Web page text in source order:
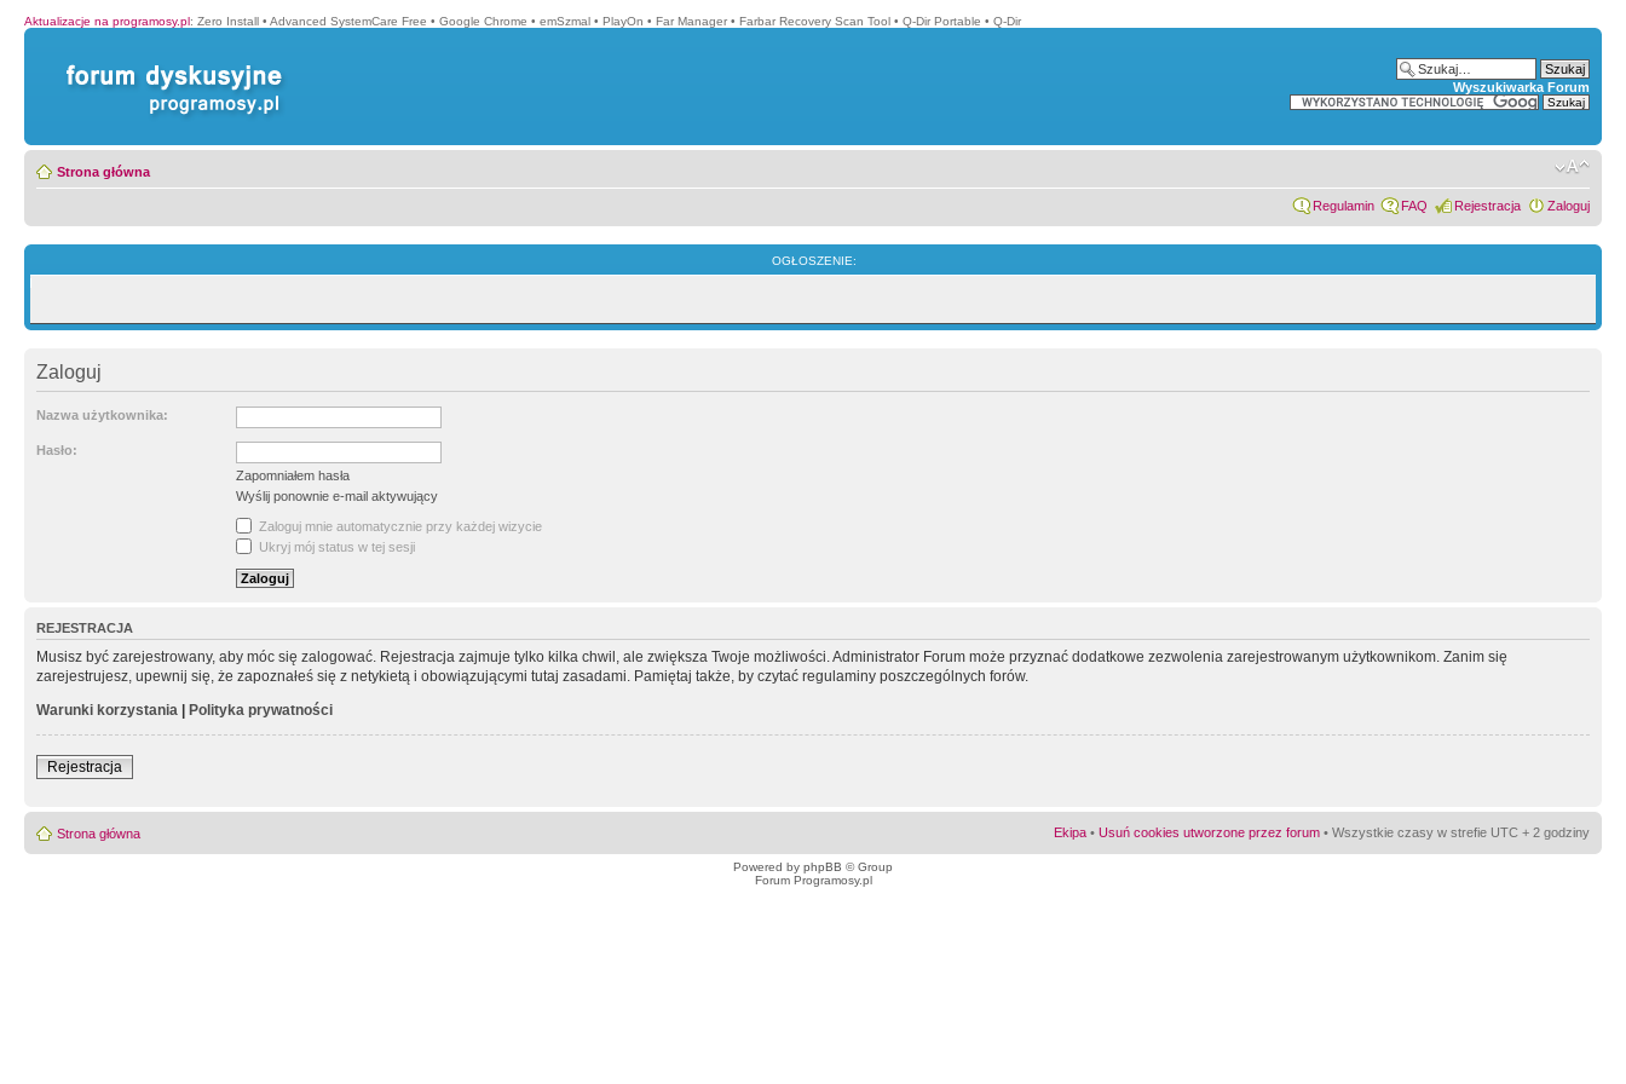
Aktualizacje na programosy.pl: Zero Install • Advanced SystemCare Free • Google Chrome • emSzmal • PlayOn • Far Manager • Farbar Recovery Scan Tool • Q-Dir Portable • Q-Dir
Wyszukiwarka Forum
Strona główna
Regulamin FAQ Rejestracja Zaloguj
OGŁOSZENIE:
Zaloguj
Nazwa użytkownika:
Hasło:
Zapomniałem hasła
Wyślij ponownie e-mail aktywujący
Zaloguj mnie automatycznie przy każdej wizycie
Ukryj mój status w tej sesji
REJESTRACJA
Musisz być zarejestrowany, aby móc się zalogować. Rejestracja zajmuje tylko kilka chwil, ale zwiększa Twoje możliwości. Administrator Forum może przyznać dodatkowe zezwolenia zarejestrowanym użytkownikom. Zanim się
zarejestrujesz, upewnij się, że zapoznałeś się z netykietą i obowiązującymi tutaj zasadami. Pamiętaj także, by czytać regulaminy poszczególnych forów.
Warunki korzystania | Polityka prywatności
Rejestracja
Strona główna Ekipa • Usuń cookies utworzone przez forum • Wszystkie czasy w strefie UTC + 2 godziny
Powered by phpBB © Group
Forum Programosy.pl